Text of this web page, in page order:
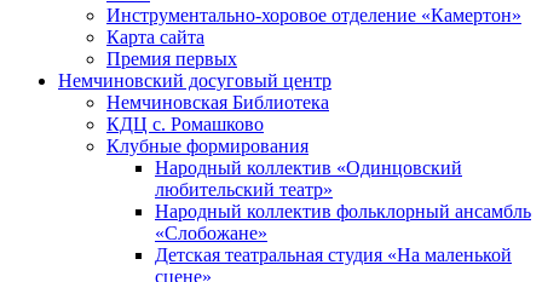
Инструментально-хоровое отделение «Камертон»
Карта сайта
Премия первых
Немчиновский досуговый центр
Немчиновская Библиотека
КДЦ с. Ромашково
Клубные формирования
Народный коллектив «Одинцовский
любительский театр»
Народный коллектив фольклорный ансамбль
«Слобожане»
Детская театральная студия «На маленькой
сцене»